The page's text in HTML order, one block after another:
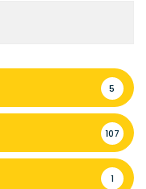
5
107
1